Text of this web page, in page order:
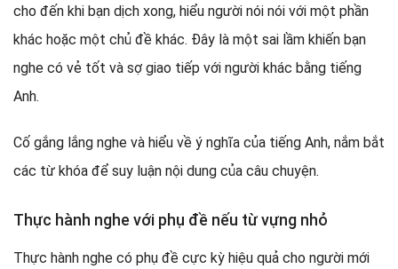
cho đến khi bạn dịch xong, hiểu người nói nói với một phần
khác hoặc một chủ đề khác. Đây là một sai lầm khiến bạn
nghe có vẻ tốt và sợ giao tiếp với người khác bằng tiếng
Anh.
Cố gắng lắng nghe và hiểu về ý nghĩa của tiếng Anh, nắm bắt
các từ khóa để suy luận nội dung của câu chuyện.
Thực hành nghe với phụ đề nếu từ vựng nhỏ
Thực hành nghe có phụ đề cực kỳ hiệu quả cho người mới